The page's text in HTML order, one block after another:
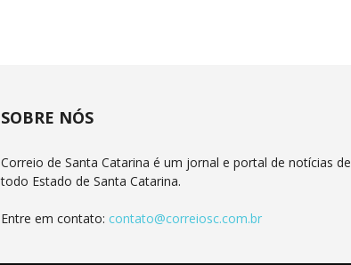
SOBRE NÓS
Correio de Santa Catarina é um jornal e portal de notícias de
todo Estado de Santa Catarina.
Entre em contato: contato@correiosc.com.br